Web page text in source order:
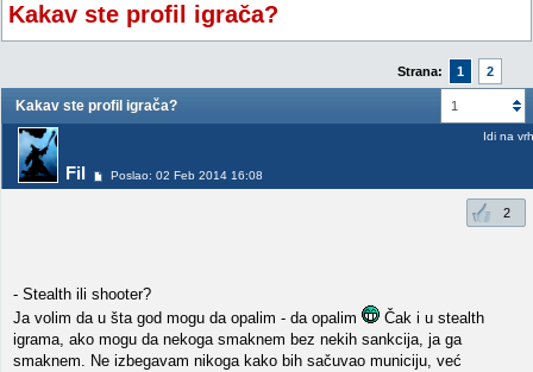
Kakav ste profil igrača?
Strana: 1 2
1
Kakav ste profil igrača?
Fil Poslao: 02 Feb 2014 16:08
Idi na vrh
2
- Stealth ili shooter?
Ja volim da u šta god mogu da opalim - da opalim
Čak i u stealth
igrama, ako mogu da nekoga smaknem bez nekih sankcija, ja ga
smaknem. Ne izbegavam nikoga kako bih sačuvao municiju, već